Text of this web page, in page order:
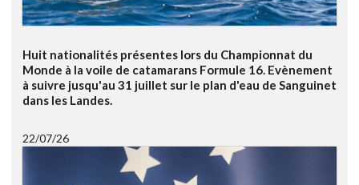
Huit nationalités présentes lors du Championnat du
Monde à la voile de catamarans Formule 16. Evènement
à suivre jusqu'au 31 juillet sur le plan d'eau de Sanguinet
dans les Landes.
22/07/26